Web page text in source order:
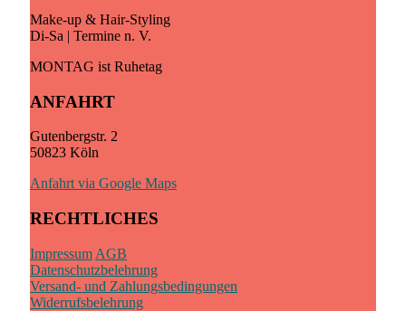
Make-up & Hair-Styling
Di-Sa | Termine n. V.
MONTAG ist Ruhetag
ANFAHRT
Gutenbergstr. 2
50823 Köln
Anfahrt via Google Maps
RECHTLICHES
Impressum AGB
Datenschutzbelehrung
Versand- und Zahlungsbedingungen
Widerrufsbelehrung